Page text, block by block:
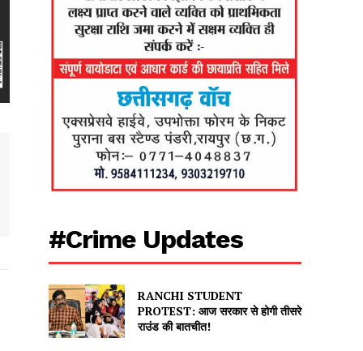
#Crime Updates
RANCHI STUDENT
PROTEST: आज सरकार से होगी तीसरे
राउंड की बातचीत!